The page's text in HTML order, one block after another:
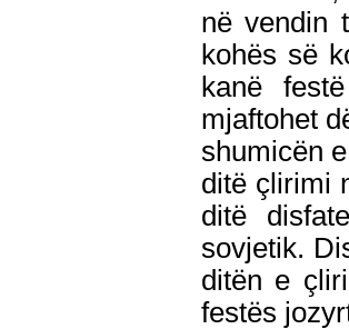
në vendin
kohës së
kanë
mjaftohet
shumicën
ditë çlirimi
ditë
sovjetik.
ditën e
festës